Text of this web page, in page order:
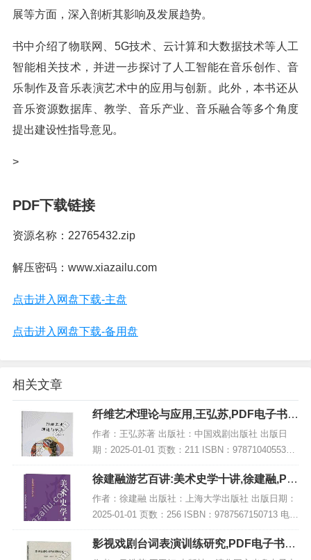
展等方面，深入剖析其影响及发展趋势。
书中介绍了物联网、5G技术、云计算和大数据技术等人工
智能相关技术，并进一步探讨了人工智能在音乐创作、音
乐制作及音乐表演艺术中的应用与创新。此外，本书还从
音乐资源数据库、教学、音乐产业、音乐融合等多个角度
提出建设性指导意见。
>
PDF下载链接
资源名称：22765432.zip
解压密码：www.xiazailu.com
点击进入网盘下载-主盘
点击进入网盘下载-备用盘
相关文章
纤维艺术理论与应用,王弘苏,PDF电子书下
载,网盘资源
作者：王弘苏著 出版社：中国戏剧出版社 出版日
期：2025-01-01 页数：211 ISBN：9787104055334
电子书大小：244MB [高清扫描版PDF格式] 内容简
介 该书结...
徐建融游艺百讲:美术史学十讲,徐建融,PD
F电子书网盘下载
作者：徐建融 出版社：上海大学出版社 出版日期：
2025-01-01 页数：256 ISBN：9787567150713 电子
书大小：217MB [高清扫描版PDF格式] 内容简介 在
《徐建...
影视戏剧台词表演训练研究,PDF电子书下